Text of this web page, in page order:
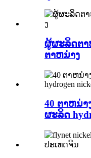
ຜູ້ຜະລິດຕາ
ຕາຫນ່າງ
40 ຕາຫນ່າ
ຜະລິດ